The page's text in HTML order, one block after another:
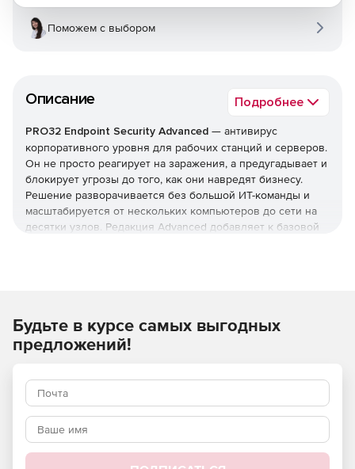
Описание Подробнее
PRO32 Endpoint Security Advanced — антивирус
корпоративного уровня для рабочих станций и серверов.
Он не просто реагирует на заражения, а предугадывает и
блокирует угрозы до того, как они навредят бизнесу.
Решение разворачивается без большой ИТ-команды и
масштабируется от нескольких компьютеров до сети на
десятки узлов. Редакция Advanced добавляет к базовой
Как устроена защита
В основе — многоуровневая модель: антивирус,
вымогателей, фильтрация почты и интернет-трафика.
Отмеченные наградами технологии упреждающего
обнаружения дополняются поведенческим
(эвристическим) анализом, который выявляет
неизвестные вредоносные программы и эксплойты
Поможем с выбором
Будьте в курсе самых выгодных
предложений!